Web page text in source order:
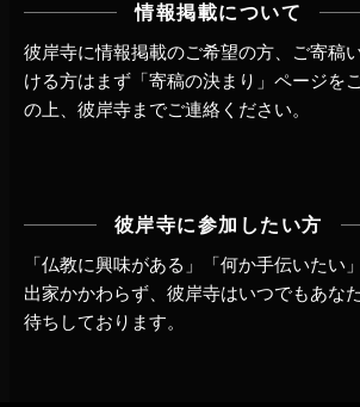
情報掲載について
彼岸寺に情報掲載のご希望の方、ご寄稿
ける方はまず 「寄稿の決まり」ページを
の上、 彼岸寺までご連絡 ください。
彼岸寺に参加したい方
「仏教に興味がある」「何か手伝いたい
出家かかわらず、 彼岸寺はいつでもあな
待ちしております。